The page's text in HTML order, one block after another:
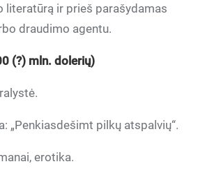
literatūrą ir prieš parašydamas
draudimo agentu.
(?) mln. dolerių)
„Penkiasdešimt pilkų atspalvių“.
erotika.